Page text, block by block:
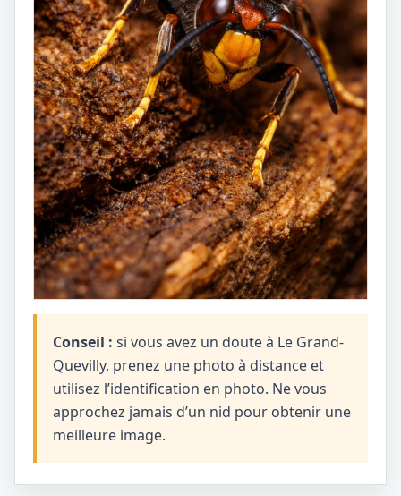
Conseil : si vous avez un doute à Le Grand-
Quevilly, prenez une photo à distance et
utilisez l’identification en photo. Ne vous
approchez jamais d’un nid pour obtenir une
meilleure image.